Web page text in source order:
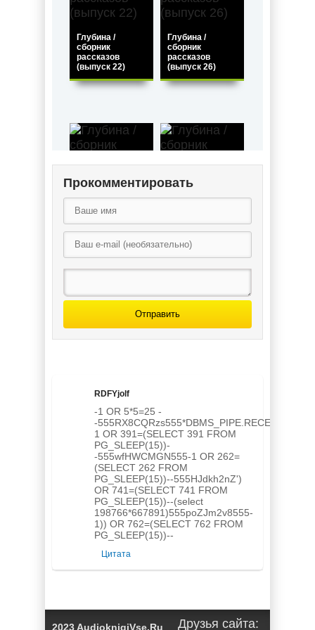
Глубина /
сборник
рассказов
(выпуск 22)
Глубина /
сборник
рассказов
(выпуск 26)
Глубина /
сборник
Глубина /
(выпуск 21)
Прокомментировать
Отправить
RDFYjolf
-1 OR 5*5=25 -
-
1 OR 391=(SELECT 391 FROM
PG_SLEEP(15))-
-555wfHWCMGN555-1 OR 262=
(SELECT 262 FROM
PG_SLEEP(15))--555HJdkh2nZ')
OR 741=(SELECT 741 FROM
PG_SLEEP(15))--(select
198766*667891)555poZJm2v8555-
1)) OR 762=(SELECT 762 FROM
PG_SLEEP(15))--
Цитата
2023 AudioknigiVse.Ru Друзья сайта: